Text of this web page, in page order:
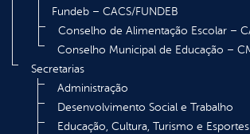
Fundeb – CACS/FUNDEB
Conselho de Alimentação Escolar –
Conselho Municipal de Educação –
Secretarias
Administração
Desenvolvimento Social e Trabalho
Educação, Cultura, Turismo e Esportes